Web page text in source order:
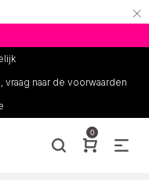
×
naar de voorwaarden
0